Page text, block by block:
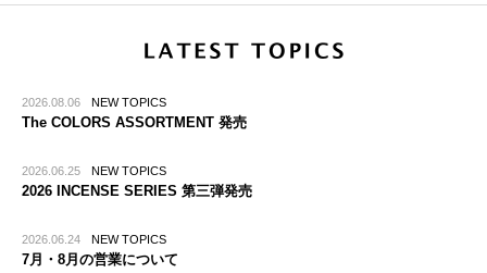
2026.08.06 NEW TOPICS
The COLORS ASSORTMENT 発売
2026.06.25 NEW TOPICS
2026 INCENSE SERIES 第三弾発売
2026.06.24 NEW TOPICS
7月・8月の営業について